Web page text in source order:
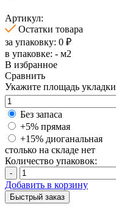
Артикул:
Остатки товара
за упаковку: 0 ₽
в упаковке: - м2
В избранное
Сравнить
Укажите площадь укладки
Без запаса
+5% прямая
+15% диоганальная
столько на складе нет
Количество упаковок:
-
Добавить в корзину
Быстрый заказ